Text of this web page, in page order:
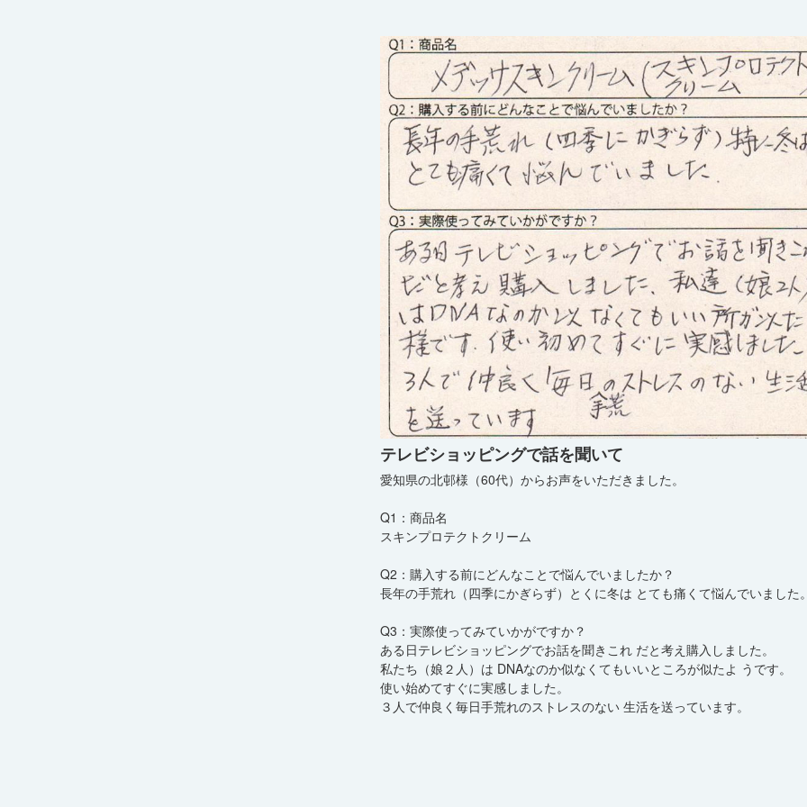
テレビショッピングで話を聞いて
愛知県の北邨様（60代）からお声をいただきました。
Q1：商品名
スキンプロテクトクリーム
Q2：購入する前にどんなことで悩んでいましたか？
長年の手荒れ（四季にかぎらず）とくに冬は とても痛くて悩んでいました
Q3：実際使ってみていかがですか？
ある日テレビショッピングでお話を聞きこれ だと考え購入しました。
私たち（娘２人）は DNAなのか似なくてもいいところが似たよ うです。
使い始めてすぐに実感しました。
３人で仲良く毎日手荒れのストレスのない 生活を送っています。